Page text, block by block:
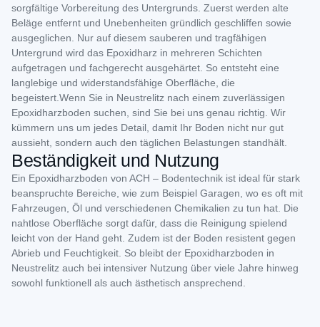
sorgfältige Vorbereitung des Untergrunds. Zuerst werden alte
Beläge entfernt und Unebenheiten gründlich geschliffen sowie
ausgeglichen. Nur auf diesem sauberen und tragfähigen
Untergrund wird das Epoxidharz in mehreren Schichten
aufgetragen und fachgerecht ausgehärtet. So entsteht eine
langlebige und widerstandsfähige Oberfläche, die
begeistert.Wenn Sie in Neustrelitz nach einem zuverlässigen
Epoxidharzboden suchen, sind Sie bei uns genau richtig. Wir
kümmern uns um jedes Detail, damit Ihr Boden nicht nur gut
aussieht, sondern auch den täglichen Belastungen standhält.
Beständigkeit und Nutzung
Ein Epoxidharzboden von ACH – Bodentechnik ist ideal für stark
beanspruchte Bereiche, wie zum Beispiel Garagen, wo es oft mit
Fahrzeugen, Öl und verschiedenen Chemikalien zu tun hat. Die
nahtlose Oberfläche sorgt dafür, dass die Reinigung spielend
leicht von der Hand geht. Zudem ist der Boden resistent gegen
Abrieb und Feuchtigkeit. So bleibt der Epoxidharzboden in
Neustrelitz auch bei intensiver Nutzung über viele Jahre hinweg
sowohl funktionell als auch ästhetisch ansprechend.